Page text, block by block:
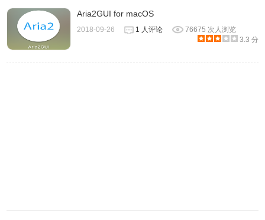
Aria2GUI for macOS
2018-09-26 1 人评论
76675 次人浏览
3.3 分